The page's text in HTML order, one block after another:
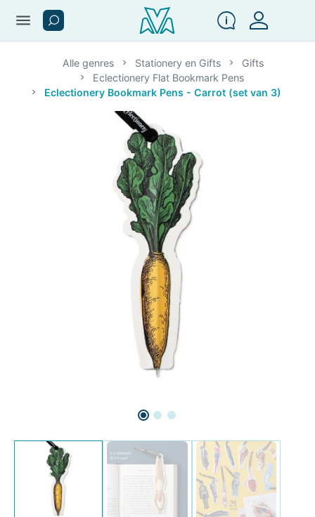
menu
Alle genres Stationery en Gifts
Gifts
Eclectionery Flat Bookmark Pens
Eclectionery Bookmark Pens - Carrot (set van 3)